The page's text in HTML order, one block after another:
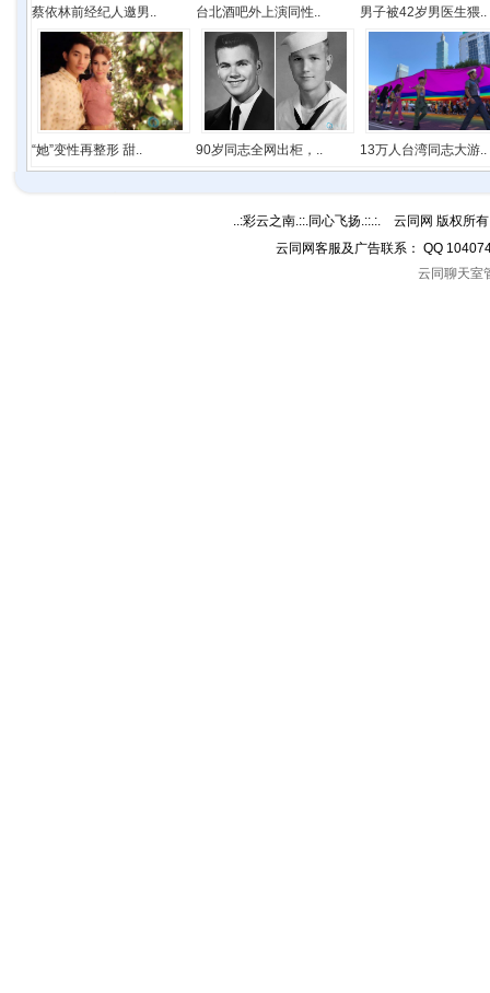
蔡依林前经纪人邀男.. 台北酒吧外上演同性.. 男子被42岁男医生猥..
“她”变性再整形 甜.. 90岁同志全网出柜，.. 13万人台湾同志大游..
..:彩云之南.::.同心飞扬.::.:. 云同网 版权所
云同网客服及广告联系： QQ
云同聊天室